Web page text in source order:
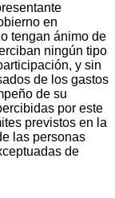
en
tengan ánimo de
ningún tipo
y sin
de los gastos
de su
por este
previstos en la
las personas
de